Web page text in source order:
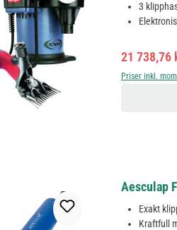
3
21 738,76
Priser inkl.
Aesculap
Exakt
Kraftfull